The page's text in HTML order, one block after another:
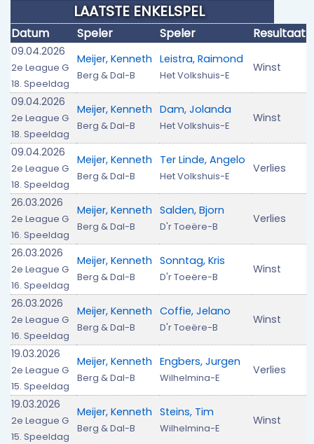
LAATSTE ENKELSPEL
Datum Speler Speler Resultaat
09.04.2026
2e League G
18. Speeldag
Meijer, Kenneth
Berg & Dal-B
Leistra, Raimond
Het Volkshuis-E
Winst
09.04.2026
2e League G
18. Speeldag
Meijer, Kenneth
Berg & Dal-B
Dam, Jolanda
Het Volkshuis-E
Winst
09.04.2026
2e League G
18. Speeldag
Meijer, Kenneth
Berg & Dal-B
Ter Linde, Angelo
Het Volkshuis-E
Verlies
26.03.2026
2e League G
16. Speeldag
Meijer, Kenneth
Berg & Dal-B
Salden, Bjorn
D'r Toeëre-B
Verlies
26.03.2026
2e League G
16. Speeldag
Meijer, Kenneth
Berg & Dal-B
Sonntag, Kris
D'r Toeëre-B
Winst
26.03.2026
2e League G
16. Speeldag
Meijer, Kenneth
Berg & Dal-B
Coffie, Jelano
D'r Toeëre-B
Winst
19.03.2026
2e League G
15. Speeldag
Meijer, Kenneth
Berg & Dal-B
Engbers, Jurgen
Wilhelmina-E
Verlies
19.03.2026
2e League G
15. Speeldag
Meijer, Kenneth
Berg & Dal-B
Steins, Tim
Wilhelmina-E
Winst